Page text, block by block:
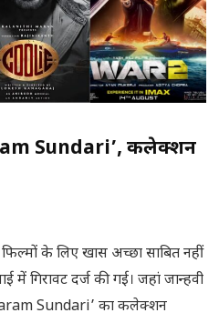
Sundari’, कलेक्शन
के लिए खास अच्छा साबित नहीं
गिरावट दर्ज की गई। जहां जान्हवी
Sundari’ का कलेक्शन